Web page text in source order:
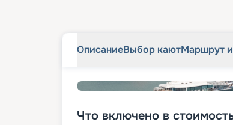
ОписаниеВыбор каютМаршрут
Что включено в